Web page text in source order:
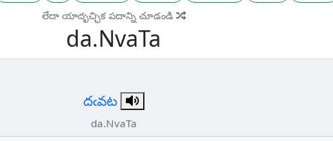
లేదా యాదృచ్ఛిక పదాన్ని చూడండి
da.NvaTa
దఁవట
da.NvaTa